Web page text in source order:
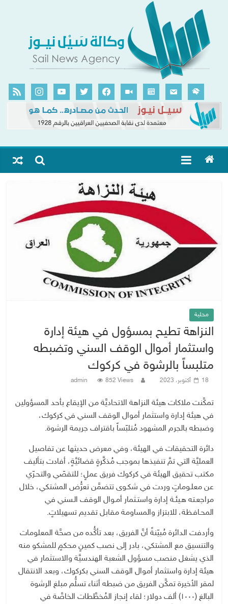
محلية
النزاهة تطيح بمسؤول في هيئة إدارة
واستثمار أموال الوقف السني وتضبطه
متلبساً بالرشوة في كركوك
18 أكتوبر، 2023 admin 852 Views
تمكَّنت ملاكات هيئة النزاهة الاتحاديَّة من الإيقاع بأحد المسؤولين
في هيئة إدارة واستثمار أموال الوقف السني في كركوك،
وضبطه بالجرم المشهود مُتلبّساً باقتراف جريمة الرشوة.
دائرة التحقيقات في الهيئة، وفي معرض حديثها عن تفاصيل
العمليَّة التي تمَّ تنفيذها بموجب مُذكَّرةٍ قضائيَّةٍ، أفادت بتأليف
مكتب تحقيق الهيئة في كركوك فريق عملٍ؛ للتقصّي والتحـرّي
عن معلـوماتٍ وردت في شكـوى تتضمَّن تعرُّض المشتكي، خلال
مراجعـته هـيئـة إدارة واستـثمار أمـوال الوقف الـسني في
المحـافـظة، للابتزاز والمساومة مقابل تقديم تسهيلاتٍ.
وأردفت الدائرة مُبيّنةً أنَّ الفريق، بعد تأكُّده من صحَّة المعلومات
والتنسيق مع المشتكي، بادر إلى نصب كمينٍ محكمٍ للمشكو منه
الذي يشغل منصب مسؤول الشعبة الهندسيَّة والاستثمار في
هيئة إدارة واستثمار أموال الوقف السني بكركوك، وبعد الانتقال
لمقر الأخيرة تمكَّن الفريق من ضبطه أثناء تسلُّم مبلغ الرشوة
البالغ (١٠٠٠) ألف دولار؛ لقاء إنجاز المُخطَّطات الخاصَّة في